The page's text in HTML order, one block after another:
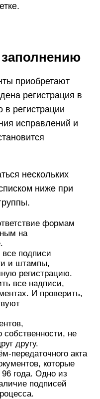
приобретают
регистрация в
регистрации
исправлений и
нескольких
ниже при
формам
на
подписи
и штампы,
регистрацию.
все надписи,
И проверить,
не
другу.
передаточного акта
которые
года. Одно из
подписей